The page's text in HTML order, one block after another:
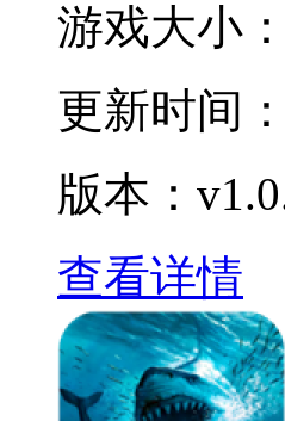
游戏大小：
更新时间：
版本：
查看详情